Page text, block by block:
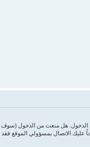
هل منعت من الدخول
الاتصال بمسؤولي الموقع